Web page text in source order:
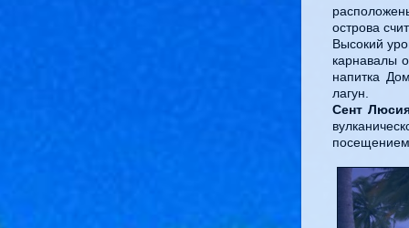
острова
Высокий
карнавалы
напитка
лагун.
Сент